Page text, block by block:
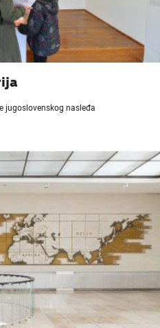
jugoslovenskog nasleđa